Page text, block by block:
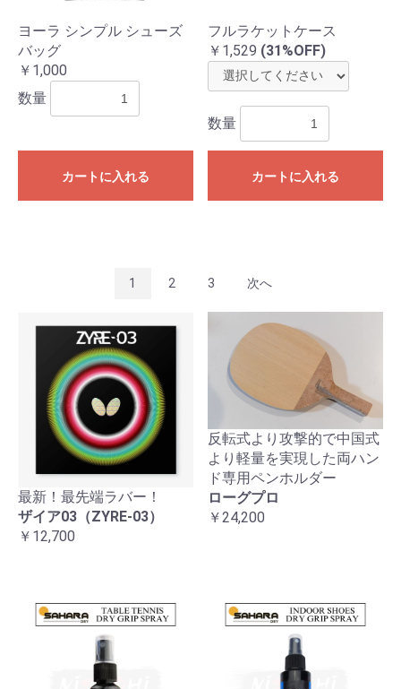
ヨーラ シンプル シューズ
バッグ
￥1,000
数量
カートに入れる
フルラケットケース
￥1,529 (31%OFF)
数量
カートに入れる
1 2 3 次へ
最新！最先端ラバー！
ザイア03（ZYRE-03）
￥12,700
反転式より攻撃的で中国式
より軽量を実現した両ハン
ド専用ペンホルダー
ローグプロ
￥24,200